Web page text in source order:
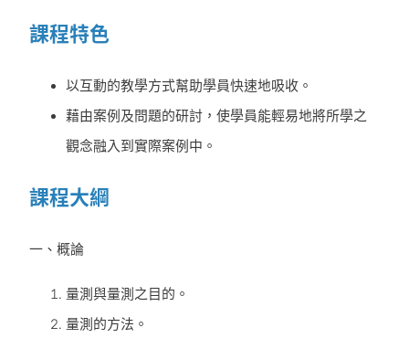
課程特色
以互動的教學方式幫助學員快速地吸收。
藉由案例及問題的研討，使學員能輕易地將所學之
觀念融入到實際案例中。
課程大綱
一、概論
量測與量測之目的。
量測的方法。